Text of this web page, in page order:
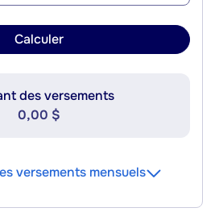
Calculer
des versements
0,00 $
versements mensuels